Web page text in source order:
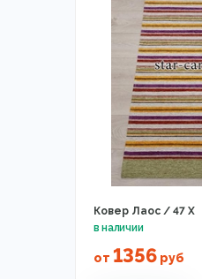
Ковер Лаос / 47 X
от 1356руб